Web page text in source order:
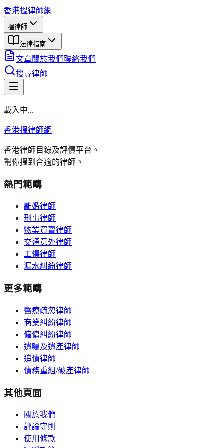
香港搵律師網
搵律師
法律指南
文章關於我們聯絡我們
搜尋律師
載入中...
香港搵律師網
香港律師目錄及評價平台。
幫你搵到合適的律師。
熱門範疇
離婚律師
刑事律師
物業買賣律師
交通意外律師
工傷律師
漏水糾紛律師
更多範疇
醫療疏忽律師
商業糾紛律師
僱傭糾紛律師
遺囑及遺產律師
追債律師
債務重組/破產律師
其他頁面
關於我們
評論守則
使用條款